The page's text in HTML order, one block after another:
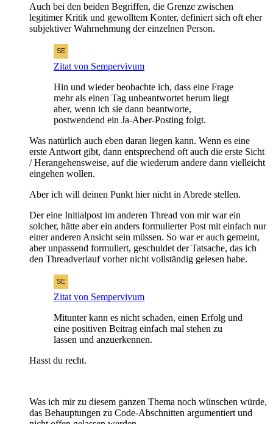
Auch bei den beiden Begriffen, die Grenze zwischen
legitimer Kritik und gewolltem Konter, definiert sich oft eher
subjektiver Wahrnehmung der einzelnen Person.
Zitat von Sempervivum
Hin und wieder beobachte ich, dass eine Frage
mehr als einen Tag unbeantwortet herum liegt
aber, wenn ich sie dann beantworte,
postwendend ein Ja-Aber-Posting folgt.
Was natürlich auch eben daran liegen kann. Wenn es eine
erste Antwort gibt, dann entsprechend oft auch die erste Sicht
/ Herangehensweise, auf die wiederum andere dann vielleicht
eingehen wollen.
Aber ich will deinen Punkt hier nicht in Abrede stellen.
Der eine Initialpost im anderen Thread von mir war ein
solcher, hätte aber ein anders formulierter Post mit einfach nur
einer anderen Ansicht sein müssen. So war er auch gemeint,
aber unpassend formuliert, geschuldet der Tatsache, das ich
den Threadverlauf vorher nicht vollständig gelesen habe.
Zitat von Sempervivum
Mitunter kann es nicht schaden, einen Erfolg und
eine positiven Beitrag einfach mal stehen zu
lassen und anzuerkennen.
Hasst du recht.
Was ich mir zu diesem ganzen Thema noch wünschen würde,
das Behauptungen zu Code-Abschnitten argumentiert und